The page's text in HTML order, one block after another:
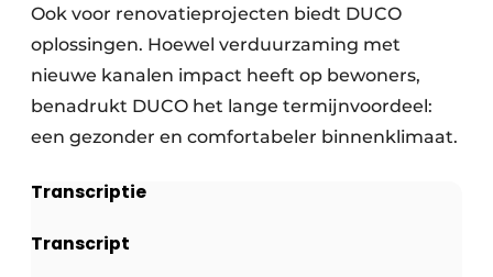
Ook voor renovatieprojecten biedt DUCO
oplossingen. Hoewel verduurzaming met
nieuwe kanalen impact heeft op bewoners,
benadrukt DUCO het lange termijnvoordeel:
een gezonder en comfortabeler binnenklimaat.
Transcriptie
Transcript